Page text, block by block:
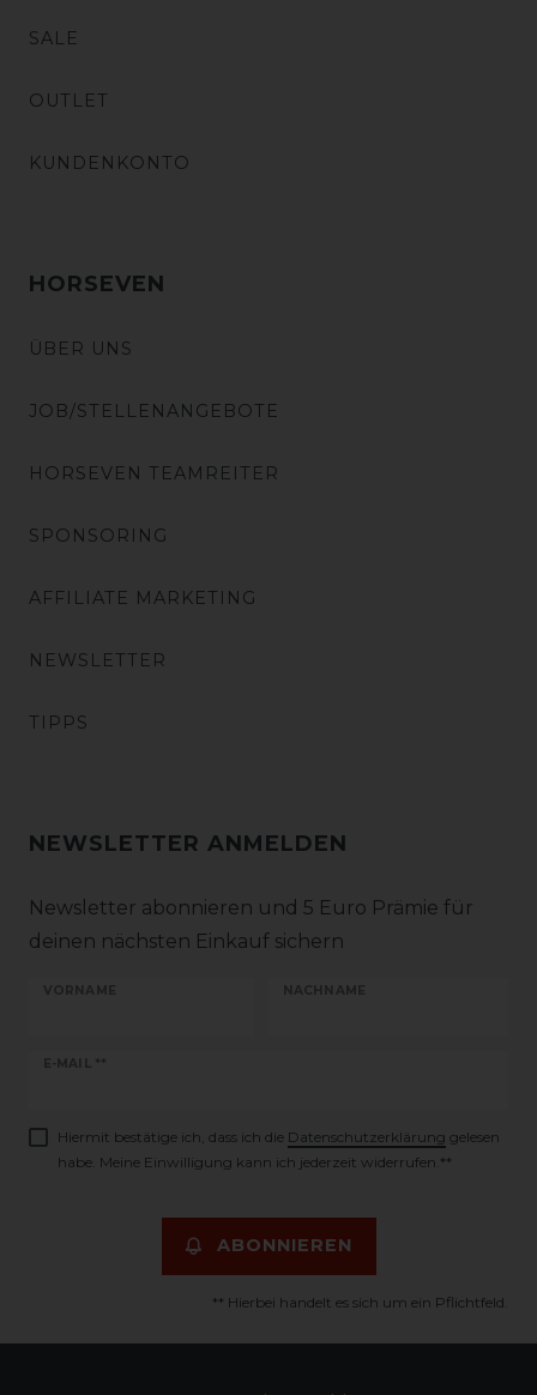
SALE
OUTLET
KUNDENKONTO
HORSEVEN
ÜBER UNS
JOB/STELLENANGEBOTE
HORSEVEN TEAMREITER
SPONSORING
AFFILIATE MARKETING
NEWSLETTER
TIPPS
NEWSLETTER ANMELDEN
Newsletter abonnieren und 5 Euro Prämie für
deinen nächsten Einkauf sichern
VORNAME NACHNAME
E-MAIL **
Newsletter
Hiermit bestätige ich, dass ich die Daten­schutz­erklärung gelesen
habe. Meine Einwilligung kann ich jederzeit widerrufen.**
ABONNIEREN
** Hierbei handelt es sich um ein Pflichtfeld.